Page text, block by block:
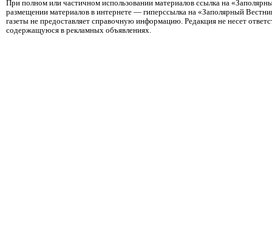
При полном или частичном использовании материалов ссылка на
размещении материалов в интернете — гиперссылка на «Заполярный
газеты не предоставляет справочную информацию. Редакция не несет
содержащуюся в рекламных объявлениях.